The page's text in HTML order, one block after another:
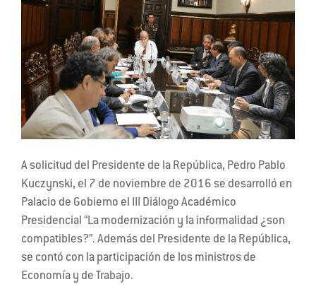
A solicitud del Presidente de la República, Pedro Pablo
Kuczynski, el 7 de noviembre de 2016 se desarrolló en
Palacio de Gobierno el III Diálogo Académico
Presidencial “La modernización y la informalidad ¿son
compatibles?”. Además del Presidente de la República,
se contó con la participación de los ministros de
Economía y de Trabajo.